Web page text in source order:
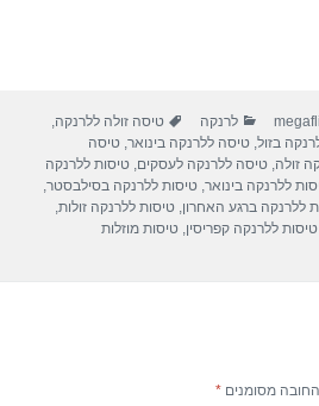
קטגוריות
לרנקה תגיות
טיסה זולה ללרנקה,
בזול,טיסה ללרנקה בינואר,טיסה
זולה,טיסה ללרנקה לעסקים,טיסות ללרנקה
ללרנקה בינואר,טיסות ללרנקה בסילבסטר,
ללרנקה ברגע האחרון,טיסות ללרנקה זולות,
טיסות ללרנקה קפריסין,טיסות מוזלות
מסומנים*